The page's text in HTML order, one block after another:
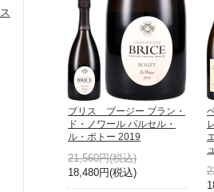
ブリス ブージー ブラン・
ド・ノワール パルセル・
ル・ポトー 2019
21,560円(税込)
18,480円(税込)